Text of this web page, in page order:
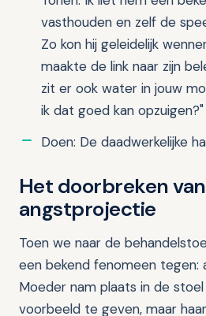
vasthouden en zelf de
Zo kon hij geleidelijk
maakte de link naar zijn
zit er ook water in jouw
ik dat goed kan opzuigen?"
Doen: De daadwerkelijke
Het doorbreken van
angstprojectie
Toen we naar de
een bekend fenomeen tegen:
Moeder nam plaats in de
voorbeeld te geven, maar